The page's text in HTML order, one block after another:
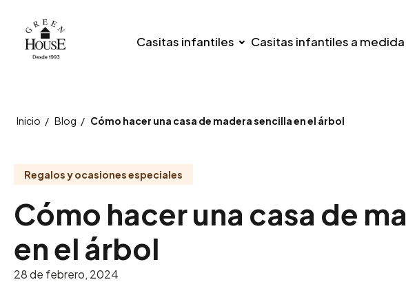
Casitas infantiles Casitas infantiles a medida
Inicio / Blog / Cómo hacer una casa de madera sencilla en el árbol
Regalos y ocasiones especiales
Cómo hacer una casa de
en el árbol
28 de febrero, 2024